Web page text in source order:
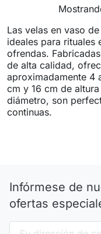
Las velas en vaso
ideales para rituales
ofrendas.
de alta calidad,
aproximadamente 4
cm y 16 cm de
diámetro, son
continuas.
Infórmese de
ofertas